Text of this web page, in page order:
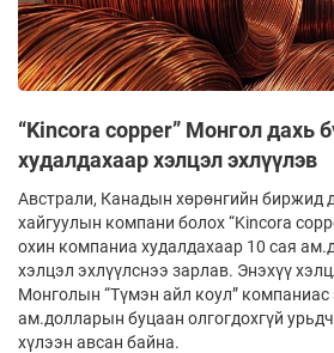
“Kincora copper” Монгол дахь
худалдахаар хэлцэл эхлүүлэв
Австрали, Канадын хөрөнгийн биржид
хайгуулын компани болох “Kincora
охин компаниа худалдахаар 10 сая
хэлцэл эхлүүлснээ зарлав. Энэхүү
Монголын “Түмэн айл коул” компаниас
ам.долларын буцаан олгогдохгүй
хүлээн авсан байна.